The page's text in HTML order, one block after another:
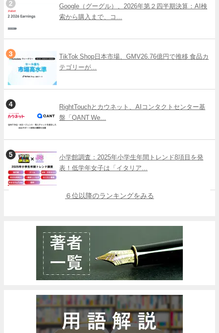
Google（グーグル）、2026年第２四半期決算：AI検
索から購入まで、コ...
TikTok Shop日本市場、GMV26.76億円で推移 食品カ
テゴリーが...
RightTouchとカウネット、AIコンタクトセンター基
盤「QANT We...
小学館調査：2025年小学生年間トレンド8項目を発
表！低学年女子は「イタリア...
６位以降のランキングをみる